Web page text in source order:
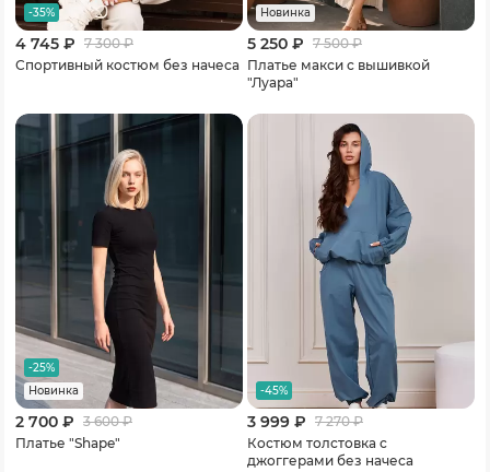
-35%
4 745 ₽ 7 300₽
Спортивный костюм без начеса
Новинка
5 250 ₽ 7 500₽
Платье макси с вышивкой
"Луара"
-25%
Новинка
2 700 ₽ 3 600₽
Платье "Shape"
-45%
3 999 ₽ 7 270₽
Костюм толстовка с
джоггерами без начеса